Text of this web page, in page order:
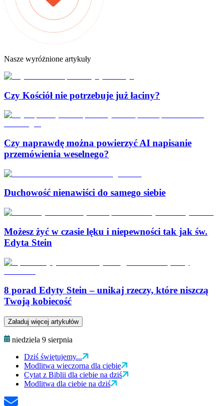
Nasze wyróżnione artykuły
Czy Kościół nie potrzebuje już łaciny?
Czy naprawdę można powierzyć AI napisanie
przemówienia weselnego?
Duchowość nienawiści do samego siebie
Możesz żyć w czasie lęku i niepewności tak jak św.
Edyta Stein
8 porad Edyty Stein – unikaj rzeczy, które niszczą
Twoją kobiecość
Załaduj więcej artykułów
niedziela 9 sierpnia
Dziś świętujemy...
Modlitwa wieczorna dla ciebie
Cytat z Biblii dla ciebie na dziś
Modlitwa dla ciebie na dziś